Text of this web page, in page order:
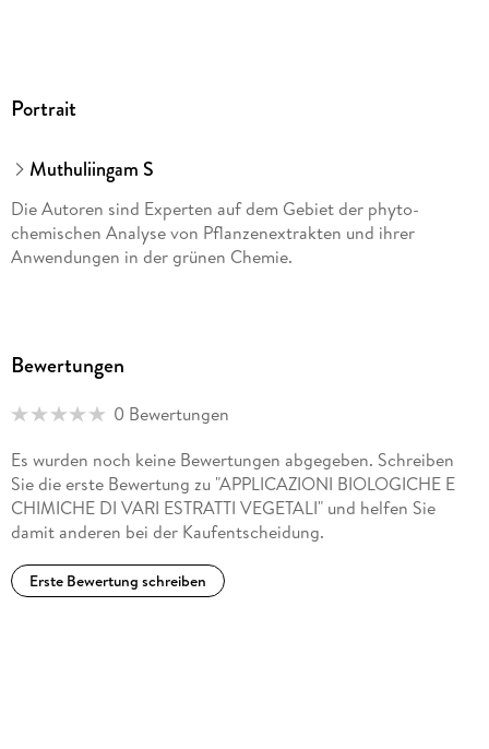
Portrait
Muthuliingam S
Die Autoren sind Experten auf dem Gebiet der phyto-
chemischen Analyse von Pflanzenextrakten und ihrer
Anwendungen in der grünen Chemie.
Bewertungen
0 Bewertungen
Es wurden noch keine Bewertungen abgegeben. Schreiben
Sie die erste Bewertung zu "APPLICAZIONI BIOLOGICHE E
CHIMICHE DI VARI ESTRATTI VEGETALI" und helfen Sie
damit anderen bei der Kaufentscheidung.
Erste Bewertung schreiben